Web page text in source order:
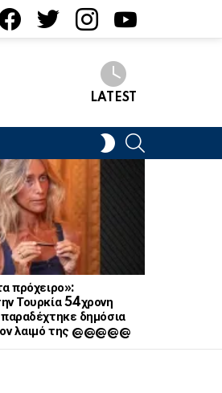
LATEST
SWITCH
SKIN
πρόχειρο»:
Τουρκία 54χρονη
δημόσια
λαιμό της @@@@@